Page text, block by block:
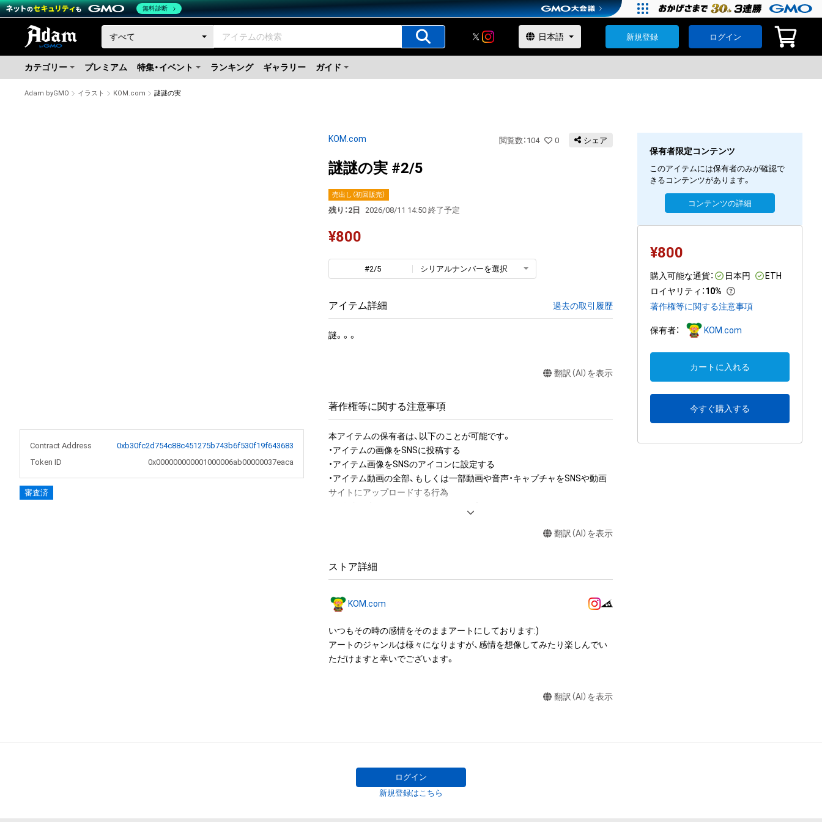
新規登録 ログイン
カテゴリー プレミアム 特集・イベント ランキング ギャラリー ガイド
Adam byGMO イラスト KOM.com 謎謎の実
Contract Address
0xb30fc2d754c88c451275b743b6f530f19f643683
Token ID
0x000000000001000006ab00000037eaca
審査済
KOM.com 閲覧数 ： 104 0 シェア
謎謎の実 #2/5
売出し（初回販売）
残り：2日 2026/08/11 14:50 終了予定
¥800
#2/5 シリアルナンバーを選択
アイテム詳細 過去の取引履歴
謎。。。
翻訳（AI）を表示
著作権等に関する注意事項
本アイテムの保有者は、以下のことが可能です。
・アイテムの画像をSNSに投稿する
・アイテム画像をSNSのアイコンに設定する
・アイテム動画の全部、もしくは一部動画や音声・キャプチャをSNSや動画
サイトにアップロードする行為
・アイテムの画像を使用してメッセージカードを制作し友達に送る
アイテムに関する注意事項
用新案権、商標権、意匠権その他の知的財産権(それらの権利を取得し、又は
は、本アイテムの著作権を有する方、著作隣接権の権利者またはその管理委
託を受けている者によって保護されています。そのため、本アイテムを保
有していたとしても、本アイテムに関する創作物にかかる知的財産権を有
を受けている者からの事前の同意なしに、上記の「本アイテムの保有者が有
用またはその恐れのある利用など、作成者が不適切であると判断した場合、
利用をお断りさせていただきます。
翻訳（AI）を表示
ストア詳細
KOM.com
いつもその時の感情をそのままアートにしております:)
アートのジャンルは様々になりますが、感情を想像してみたり楽しんでい
ただけますと幸いでございます。
翻訳（AI）を表示
保有者限定コンテンツ
このアイテムには保有者のみが確認で
きるコンテンツがあります。
コンテンツの詳細
¥800
購入可能な通貨： 日本円
ETH
ロイヤリティ ：10%
著作権等に関する注意事項
保有者： KOM.com
カートに入れる
今すぐ購入する
ログイン
新規登録はこちら
無料診断